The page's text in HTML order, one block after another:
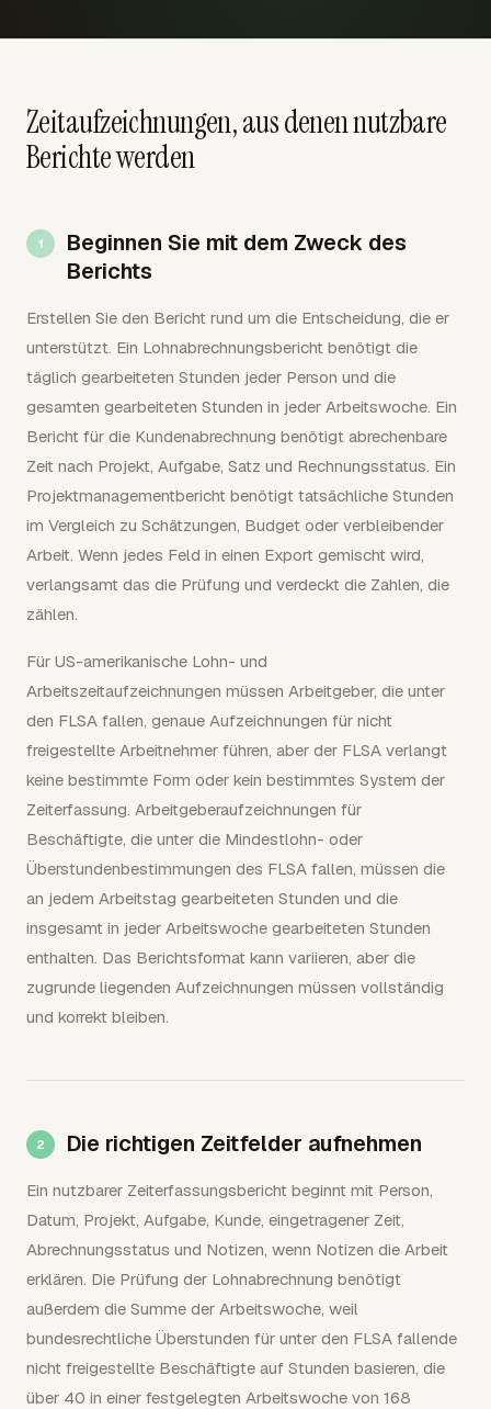
Zeitaufzeichnungen, aus denen nutzbare
Berichte werden
Beginnen Sie mit dem Zweck des
Berichts
Erstellen Sie den Bericht rund um die Entscheidung, die er
unterstützt. Ein Lohnabrechnungsbericht benötigt die
täglich gearbeiteten Stunden jeder Person und die
gesamten gearbeiteten Stunden in jeder Arbeitswoche. Ein
Bericht für die Kundenabrechnung benötigt abrechenbare
Zeit nach Projekt, Aufgabe, Satz und Rechnungsstatus. Ein
Projektmanagementbericht benötigt tatsächliche Stunden
im Vergleich zu Schätzungen, Budget oder verbleibender
Arbeit. Wenn jedes Feld in einen Export gemischt wird,
verlangsamt das die Prüfung und verdeckt die Zahlen, die
zählen.
Für US-amerikanische Lohn- und
Arbeitszeitaufzeichnungen müssen Arbeitgeber, die unter
den FLSA fallen, genaue Aufzeichnungen für nicht
freigestellte Arbeitnehmer führen, aber der FLSA verlangt
keine bestimmte Form oder kein bestimmtes System der
Zeiterfassung. Arbeitgeberaufzeichnungen für
Beschäftigte, die unter die Mindestlohn- oder
Überstundenbestimmungen des FLSA fallen, müssen die
an jedem Arbeitstag gearbeiteten Stunden und die
insgesamt in jeder Arbeitswoche gearbeiteten Stunden
enthalten. Das Berichtsformat kann variieren, aber die
zugrunde liegenden Aufzeichnungen müssen vollständig
und korrekt bleiben.
Die richtigen Zeitfelder aufnehmen
Ein nutzbarer Zeiterfassungsbericht beginnt mit Person,
Datum, Projekt, Aufgabe, Kunde, eingetragener Zeit,
Abrechnungsstatus und Notizen, wenn Notizen die Arbeit
erklären. Die Prüfung der Lohnabrechnung benötigt
außerdem die Summe der Arbeitswoche, weil
bundesrechtliche Überstunden für unter den FLSA fallende
nicht freigestellte Beschäftigte auf Stunden basieren, die
über 40 in einer festgelegten Arbeitswoche von 168